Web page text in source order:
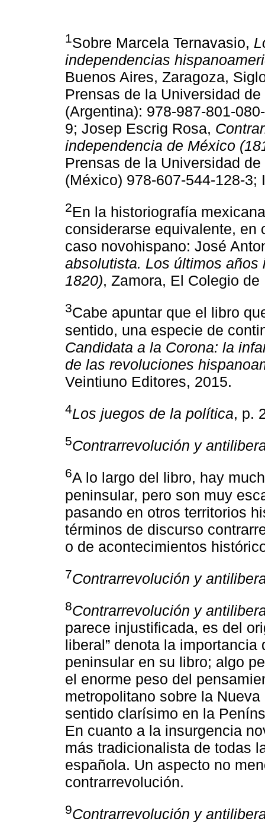
1 Sobre Marcela Ternavasio,
independencias
Buenos Aires, Zaragoza,
Prensas de la Universidad
(Argentina): 978-987-801-
9; Josep Escrig Rosa,
independencia de México
Prensas de la Universidad
(México) 978-607-544-128-
2En la historiografía
considerarse equivalente, en
caso novohispano: José
absolutista. Los últimos
1820), Zamora, El Colegio
3Cabe apuntar que el libro
sentido, una especie de
Candidata a la Corona: la
de las revoluciones
Veintiuno Editores, 2015.
4Los juegos de la política, p.
5Contrarrevolución y
6A lo largo del libro, hay
peninsular, pero son muy
pasando en otros territorios
términos de discurso
o de acontecimientos
7Contrarrevolución y
8Contrarrevolución y
parece injustificada, es del
liberal” denota la
peninsular en su libro; algo
el enorme peso del
metropolitano sobre la
sentido clarísimo en la
En cuanto a la insurgencia
más tradicionalista de todas
española. Un aspecto no
contrarrevolución.
9Contrarrevolución y